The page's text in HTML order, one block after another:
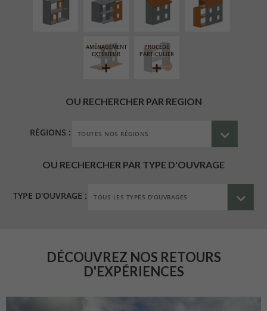
AMÉNAGEMENT
EXTÉRIEUR
PROCÉDÉ
PARTICULIER
OU RECHERCHER PAR REGION
RÉGIONS :
OU RECHERCHER PAR TYPE D'OUVRAGE
TYPE D'OUVRAGE :
DÉCOUVREZ NOS RETOURS
D'EXPÉRIENCES